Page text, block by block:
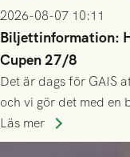
2026-08-07 10:11
Biljettinformation:
Cupen 27/8
Det är dags för GAIS
och vi gör det med en
Husqvarna FF. Häng
Läs mer